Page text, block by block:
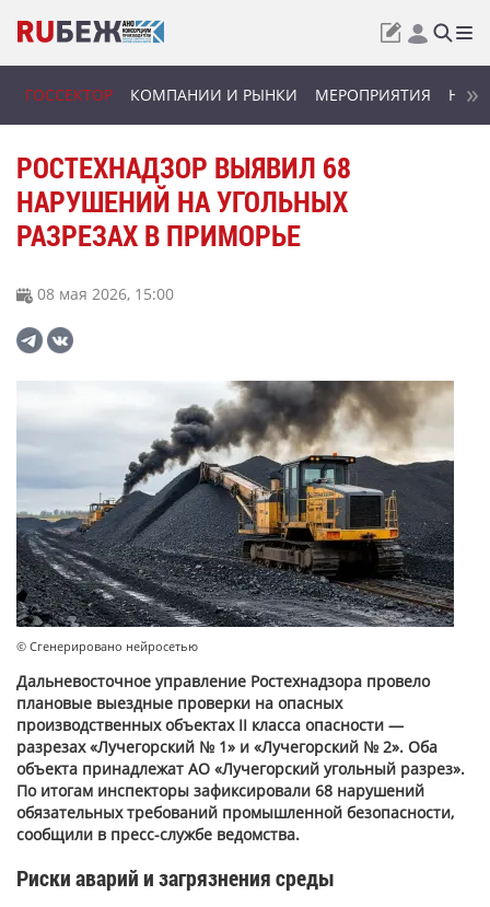
ГОССЕКТОР КОМПАНИИ И РЫНКИ МЕРОПРИЯТИЯ
РОСТЕХНАДЗОР ВЫЯВИЛ 68
НАРУШЕНИЙ НА УГОЛЬНЫХ
РАЗРЕЗАХ В ПРИМОРЬЕ
08 мая 2026, 15:00
© Сгенерировано нейросетью
Дальневосточное управление Ростехнадзора провело
плановые выездные проверки на опасных
производственных объектах II класса опасности —
разрезах «Лучегорский № 1» и «Лучегорский № 2». Оба
объекта принадлежат АО «Лучегорский угольный разрез».
По итогам инспекторы зафиксировали 68 нарушений
обязательных требований промышленной безопасности,
сообщили в пресс-службе ведомства.
Риски аварий и загрязнения среды